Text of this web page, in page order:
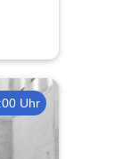
Uhr